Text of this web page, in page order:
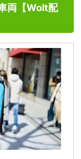
両【Wolt配